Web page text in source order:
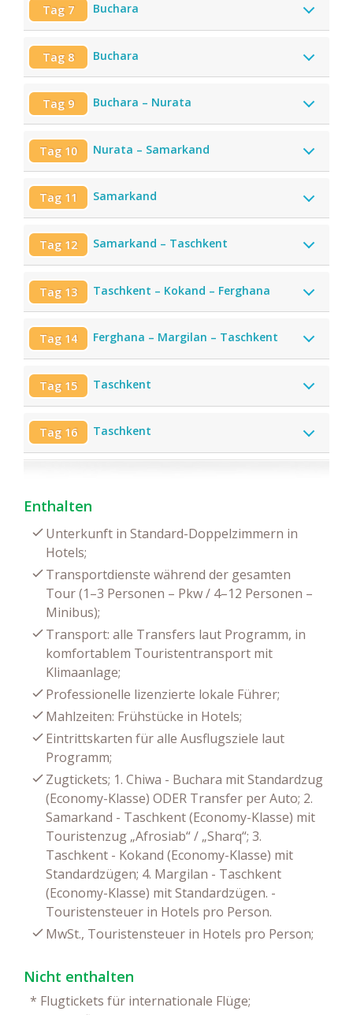
Tag 7 Buchara
Tag 8 Buchara
Tag 9 Buchara – Nurata
Tag 10 Nurata – Samarkand
Tag 11 Samarkand
Tag 12 Samarkand – Taschkent
Tag 13 Taschkent – Kokand – Ferghana
Tag 14 Ferghana – Margilan – Taschkent
Tag 15 Taschkent
Tag 16 Taschkent
Enthalten
Unterkunft in Standard-Doppelzimmern in
Hotels;
Transportdienste während der gesamten
Tour (1–3 Personen – Pkw / 4–12 Personen –
Minibus);
Transport: alle Transfers laut Programm, in
komfortablem Touristentransport mit
Klimaanlage;
Professionelle lizenzierte lokale Führer;
Mahlzeiten: Frühstücke in Hotels;
Eintrittskarten für alle Ausflugsziele laut
Programm;
Zugtickets; 1. Chiwa - Buchara mit Standardzug
(Economy-Klasse) ODER Transfer per Auto; 2.
Samarkand - Taschkent (Economy-Klasse) mit
Touristenzug „Afrosiab“ / „Sharq“; 3.
Taschkent - Kokand (Economy-Klasse) mit
Standardzügen; 4. Margilan - Taschkent
(Economy-Klasse) mit Standardzügen. -
Touristensteuer in Hotels pro Person.
MwSt., Touristensteuer in Hotels pro Person;
Nicht enthalten
* Flugtickets für internationale Flüge;